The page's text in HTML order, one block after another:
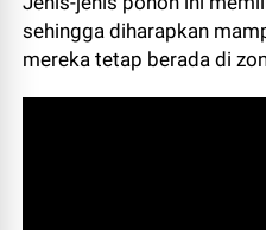
sehingga diharapkan
mereka tetap berada di